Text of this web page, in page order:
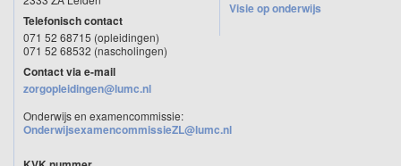
Programma
donderdag 16 februari 2027 van 08:30 tot 16:30 uur
Certificering
certificaat van het LUMC.
Media
Telefonisch contact
071 52 68715 (opleidingen)
071 52 68532 (nascholingen)
Contact via e-mail
zorgopleidingen@lumc.nl
Onderwijs en examencommissie:
OnderwijsexamencommissieZL@lumc.nl
Visie op onderwijs